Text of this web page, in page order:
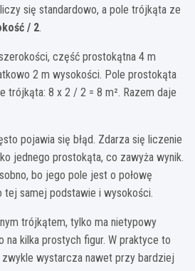
się standardowo, a pole trójkąta ze
/ 2.
część prostokątna 4 m
2 m wysokości. Pole prostokąta
trójkąta: 8 x 2 / 2 = 8 m². Razem daje
pojawia się błąd. Zdarza się liczenie
jednego prostokąta, co zawyża wynik.
bo jego pole jest o połowę
tej samej podstawie i wysokości.
trójkątem, tylko ma nietypowy
na kilka prostych figur. W praktyce to
wystarcza nawet przy bardziej